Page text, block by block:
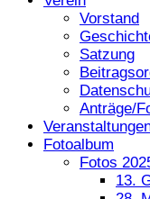
Vorstand
Satzung
Anträge/
Fotoalbum
Fotos
13.